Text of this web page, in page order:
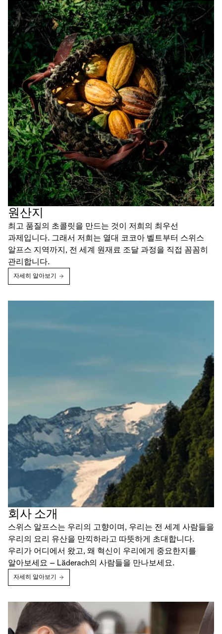
원산지
최고 품질의 초콜릿을 만드는 것이 저희의 최우선
과제입니다. 그래서 저희는 열대 코코아 벨트부터 스위스
알프스 지역까지, 전 세계 원재료 조달 과정을 직접 꼼꼼히
관리합니다.
자세히 알아보기
회사 소개
스위스 알프스는 우리의 고향이며, 우리는 전 세계 사람들을
우리의 요리 유산을 만끽하라고 따뜻하게 초대합니다.
우리가 어디에서 왔고, 왜 혁신이 우리에게 중요한지를
알아보세요 – Läderach의 사람들을 만나보세요.
자세히 알아보기